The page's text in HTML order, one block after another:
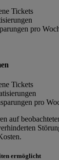
Tickets
pro
Tickets
pro
auf
ermöglicht